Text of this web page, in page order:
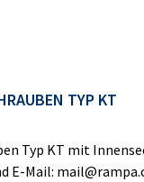
TYP KT
Typ KT mit
E-Mail: